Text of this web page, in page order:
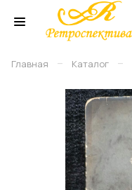
Главная – Каталог –